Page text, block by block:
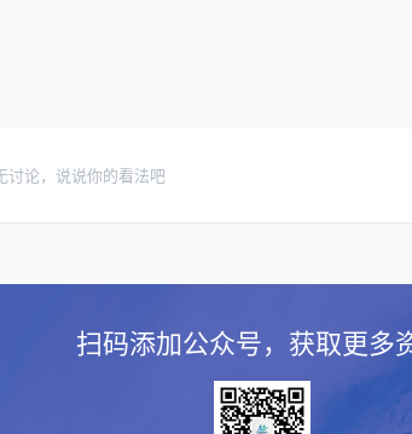
讨论，说说你的看法吧
扫码添加公众号，获取更多